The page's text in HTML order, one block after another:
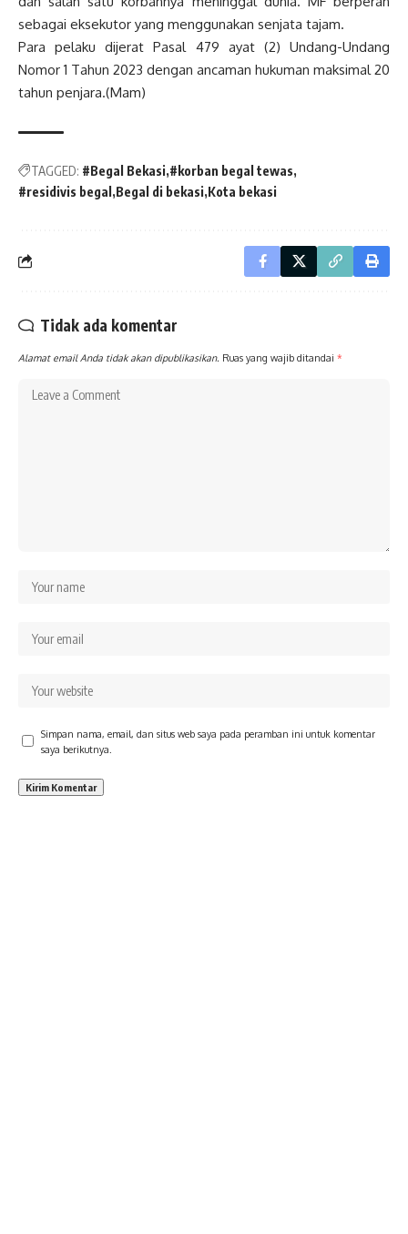
sebagai eksekutor yang menggunakan senjata tajam.
Para pelaku dijerat Pasal 479 ayat (2) Undang-Undang
Nomor 1 Tahun 2023 dengan ancaman hukuman maksimal 20
tahun penjara.(Mam)
TAGGED: #Begal Bekasi #korban begal tewas
#residivis begal Begal di bekasi Kota bekasi
Tidak ada komentar
Alamat email Anda tidak akan dipublikasikan. Ruas yang wajib ditandai *
Simpan nama, email, dan situs web saya pada peramban ini untuk komentar
saya berikutnya.